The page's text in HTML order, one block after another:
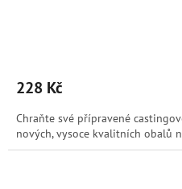
228 Kč
Chraňte své přípravené
nových, vysoce kvalitních obalů